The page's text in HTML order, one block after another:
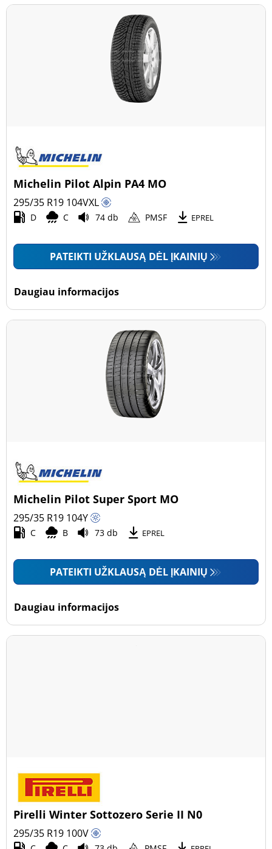
Michelin Pilot Alpin PA4 MO
295/35 R19 104VXL
D C 74 db PMSF EPREL
PATEIKTI UŽKLAUSĄ DĖL ĮKAINIŲ
Daugiau informacijos
Michelin Pilot Super Sport MO
295/35 R19 104Y
C B 73 db EPREL
PATEIKTI UŽKLAUSĄ DĖL ĮKAINIŲ
Daugiau informacijos
Pirelli Winter Sottozero Serie II N0
295/35 R19 100V